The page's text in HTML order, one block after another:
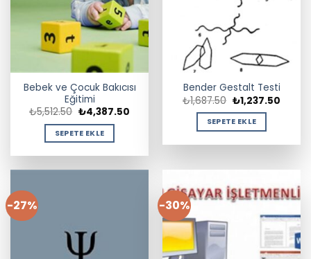
Bebek ve Çocuk Bakıcısı
Eğitimi
₺5,512.50 Orijinal
fiyat:
₺5,512.50.
₺4,387.50Şu
SEPETE EKLE
Bender Gestalt Testi
₺1,687.50 Orijinal
fiyat:
₺1,687.50.
₺1,237.50Şu
SEPETE EKLE
-27% -30%